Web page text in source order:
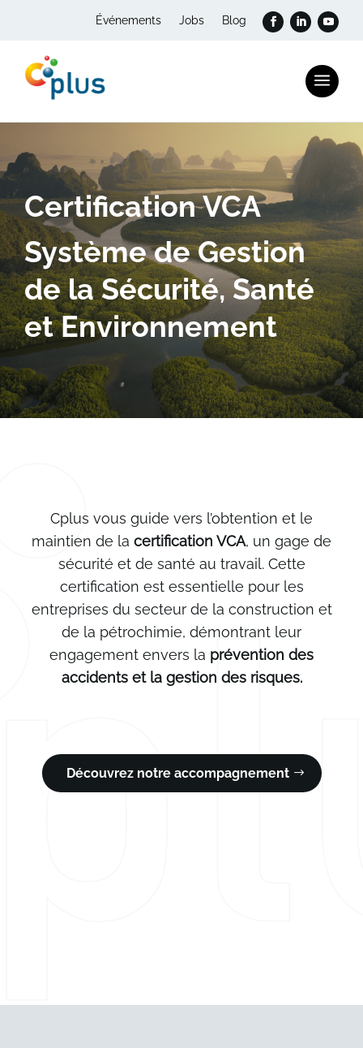
Événements Jobs Blog
a
Certification VCA
Système de Gestion
de la Sécurité, Santé
et Environnement
Cplus vous guide vers l’obtention et le
maintien de la certification VCA, un gage de
sécurité et de santé au travail. Cette
certification est essentielle pour les
entreprises du secteur de la construction et
de la pétrochimie, démontrant leur
engagement envers la prévention des
accidents et la gestion des risques.
Découvrez notre accompagnement